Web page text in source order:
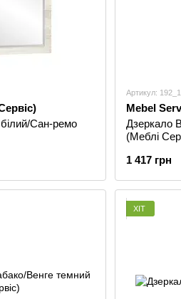
Сан-ремо
Артикул: 192_1
Mebel
Дзеркало
(Меблі
1 417 грн
ХІТ